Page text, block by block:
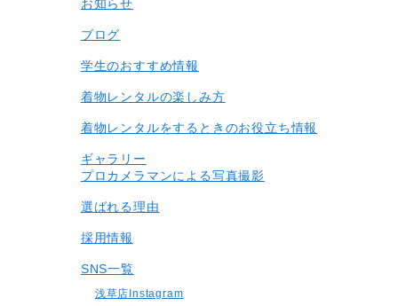
お知らせ
ブログ
学生のおすすめ情報
着物レンタルの楽しみ⽅
着物レンタルをするときのお役立ち情報
ギャラリー
プロカメラマンによる写真撮影
選ばれる理由
採用情報
SNS一覧
浅草店Instagram